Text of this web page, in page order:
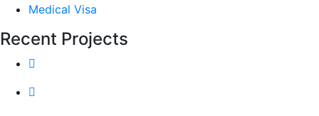
Medical Visa
Recent Projects